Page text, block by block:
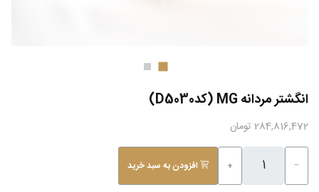
انگشتر مردانه MG (کدD5030)
284,816,472 تومان
−
+ افزودن به سبد خرید